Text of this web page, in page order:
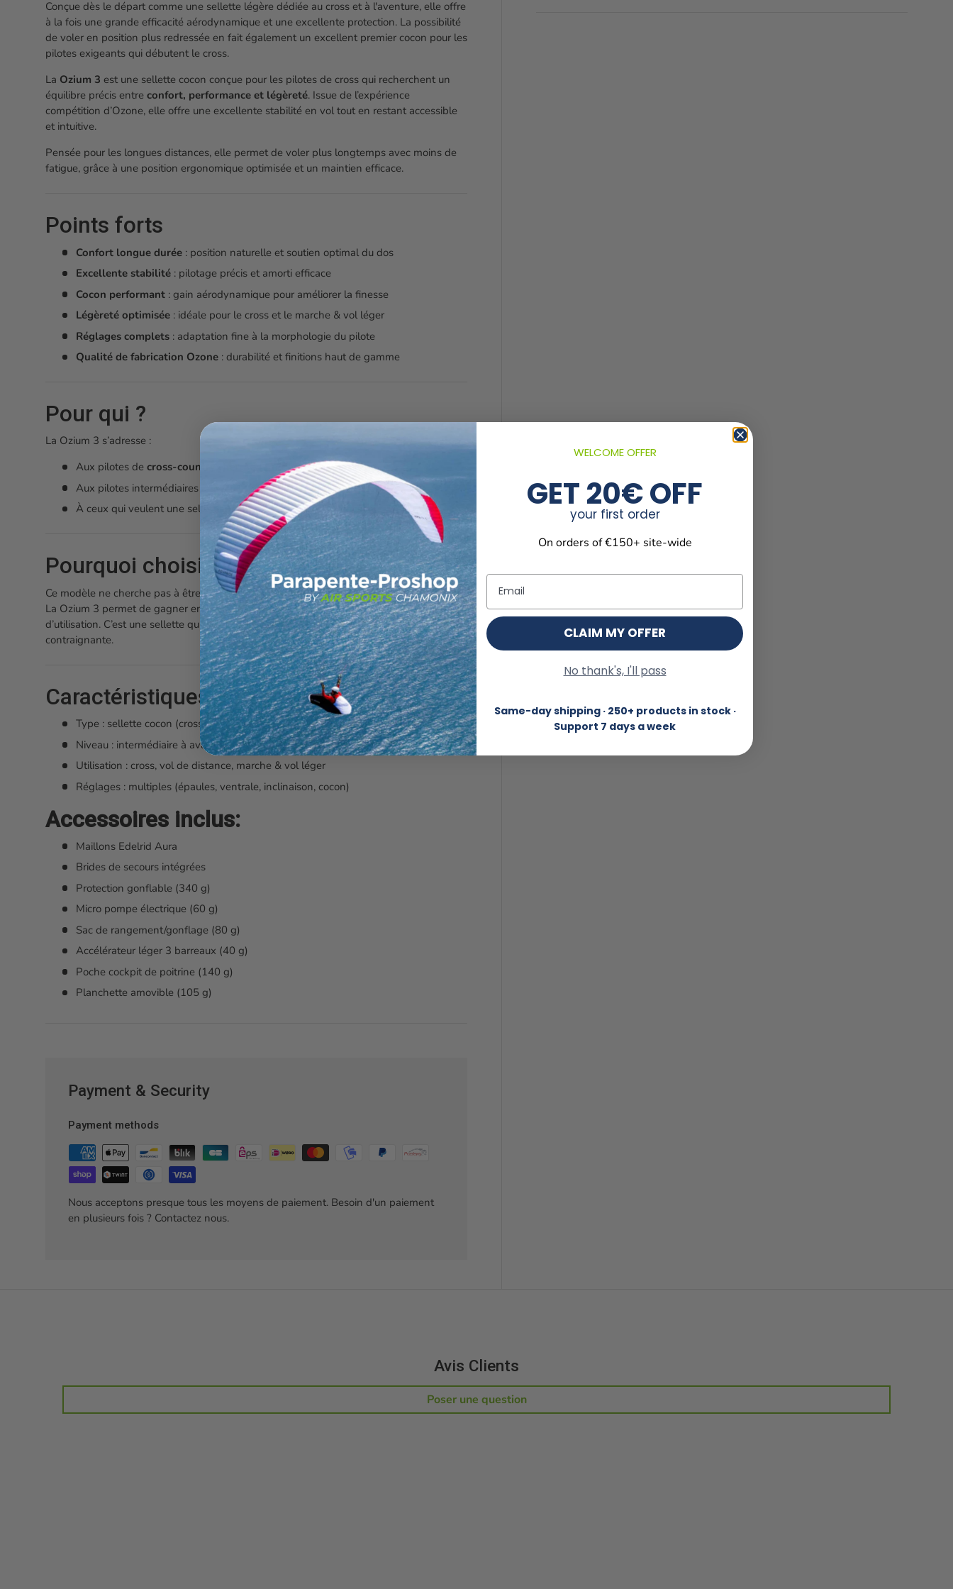
Conçue dès le départ comme une sellette légère dédiée au cross et à l'aventure, elle offre
à la fois une grande efficacité aérodynamique et une excellente protection. La possibilité
de voler en position plus redressée en fait également un excellent premier cocon pour les
pilotes exigeants qui débutent le cross.
La Ozium 3 est une sellette cocon conçue pour les pilotes de cross qui recherchent un
équilibre précis entre confort, performance et légèreté. Issue de l’expérience
compétition d’Ozone, elle offre une excellente stabilité en vol tout en restant accessible
et intuitive.
Pensée pour les longues distances, elle permet de voler plus longtemps avec moins de
fatigue, grâce à une position ergonomique optimisée et un maintien efficace.
Points forts
Confort longue durée: position naturelle et soutien optimal du dos
Excellente stabilité: pilotage précis et amorti efficace
Cocon performant: gain aérodynamique pour améliorer la finesse
Légèreté optimisée: idéale pour le cross et le marche & vol léger
Réglages complets: adaptation fine à la morphologie du pilote
Qualité de fabrication Ozone: durabilité et finitions haut de gamme
Pour qui ?
La Ozium 3 s’adresse :
Aux pilotes de cross-country
cherchant performance et confort
Aux pilotes intermédiaires à avancés souhaitant passer encocon
À ceux qui veulent une sellette
polyvalente, légère et efficace
Pourquoi choisir la Ozium 3 ?
Ce modèle ne cherche pas à être extrême, maisjuste parfaitement équilibré.
La Ozium 3 permet de gagner en performance sans sacrifier le confort ni la simplicité
d’utilisation. C’est une sellette qui accompagne la progression en cross, sans devenir
contraignante.
Caractéristiques principales
Type : sellette cocon (cross / distance)
Niveau : intermédiaire à avancé
Utilisation : cross, vol de distance, marche & vol léger
Réglages : multiples (épaules, ventrale, inclinaison, cocon)
Accessoires inclus:
Maillons Edelrid Aura
Brides de secours intégrées
Protection gonflable (340 g)
Micro pompe électrique (60 g)
Sac de rangement/gonflage (80 g)
Accélérateur léger 3 barreaux (40 g)
Poche cockpit de poitrine (140 g)
Planchette amovible (105 g)
Payment & Security
Payment methods
Nous acceptons presque tous les moyens de paiement. Besoin d'un paiement
en plusieurs fois ? Contactez nous.
Avis Clients
Poser une question
WELCOME OFFER
GET 20€ OFF
your first order
On orders of €150+ site-wide
Email
CLAIM MY OFFER
No thank's, I'll pass
Same-day shipping · 250+ products in stock ·
Support 7 days a week